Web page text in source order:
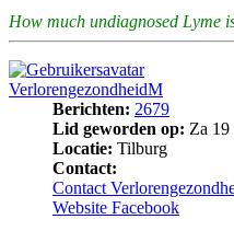
How much undiagnosed Lyme
VerlorengezondheidM
Berichten: 2679
Lid geworden op: Za 19
Locatie: Tilburg
Contact:
Contact
Website Facebook